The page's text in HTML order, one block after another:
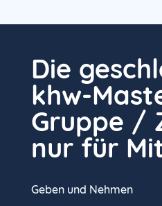
Die
khw-
Gruppe /
nur für
Geben und Nehmen